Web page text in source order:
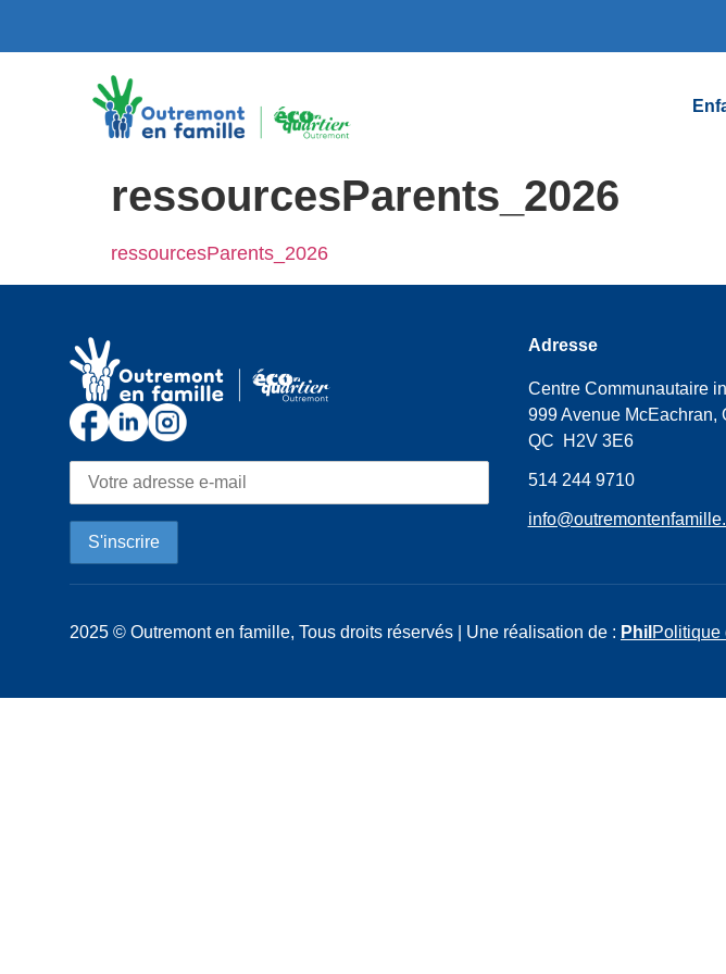
ressourcesParents_2026
ressourcesParents_2026
Adresse
Centre Communautaire
999 Avenue McEachran,
QC H2V 3E6
514 244 9710
2025 © Outremont en famille, Tous droits réservés | Une réalisation de : Phil Politique